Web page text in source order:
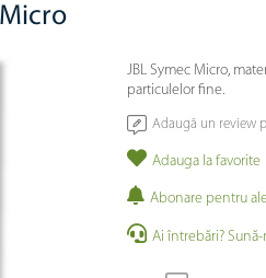
JBL Symec Micro,
particulelor fine.
Adaugă un review
Adauga la favorite
Abonare pentru
Ai întrebări?